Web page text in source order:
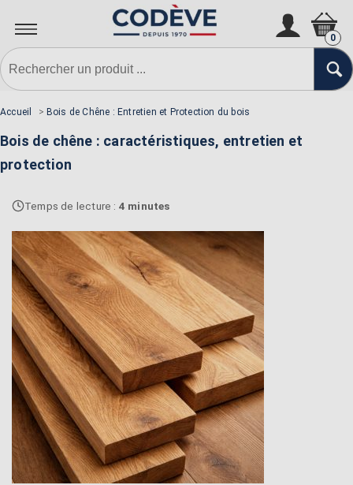
0
Accueil > Bois de Chêne : Entretien et Protection du bois
Bois de chêne : caractéristiques, entretien et
protection
Temps de lecture : 4 minutes